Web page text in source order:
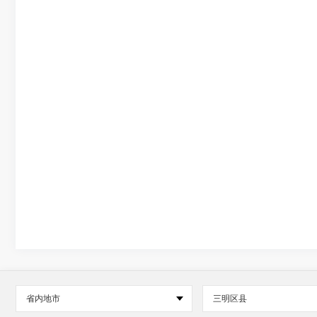
省内地市 三明区县